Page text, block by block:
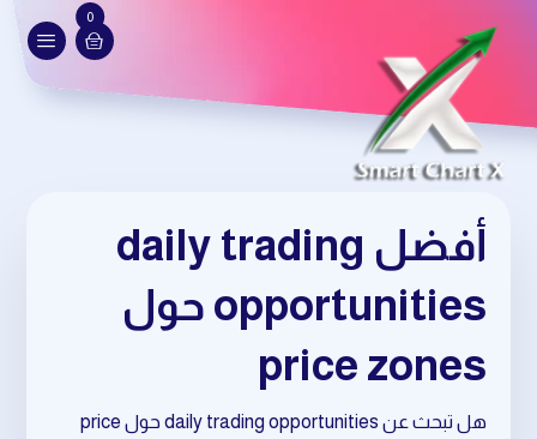
0
أفضل daily trading
opportunities حول
price zones
هل تبحث عن daily trading opportunities حول price